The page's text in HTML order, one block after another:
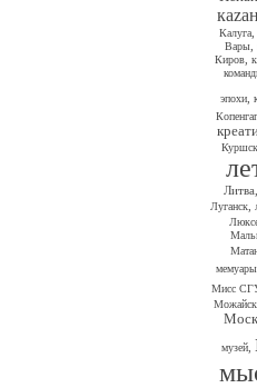
Калуга
Вары
Киров,
эпохи
Литва
Луганск
мемуары
Мисс
Можайск,
музей,